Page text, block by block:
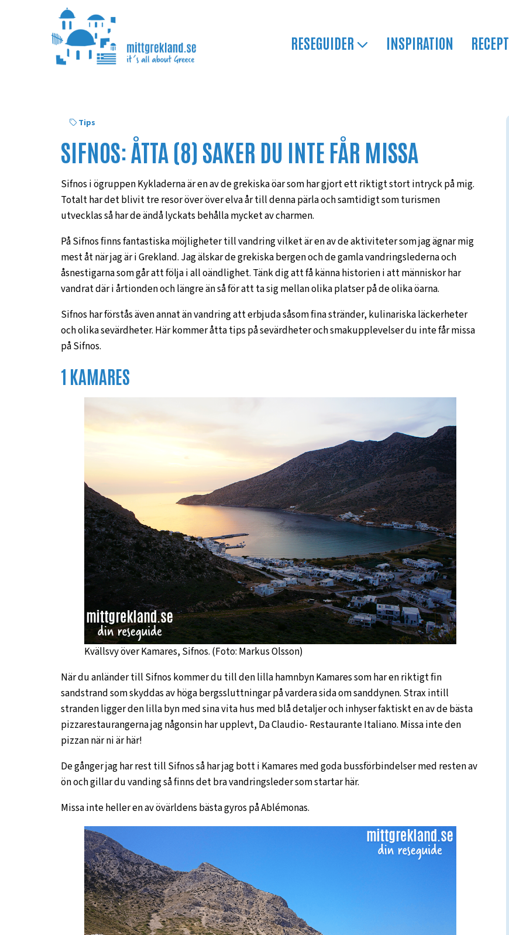
RESEGUIDER INSPIRATION RECEPT
Tips
SIFNOS: ÅTTA (8) SAKER DU INTE FÅR MISSA
Sifnos i ögruppen Kykladerna är en av de grekiska öar som har gjort ett riktigt stort intryck på mig.
Totalt har det blivit tre resor över över elva år till denna pärla och samtidigt som turismen
utvecklas så har de ändå lyckats behålla mycket av charmen.
På Sifnos finns fantastiska möjligheter till vandring vilket är en av de aktiviteter som jag ägnar mig
mest åt när jag är i Grekland. Jag älskar de grekiska bergen och de gamla vandringslederna och
åsnestigarna som går att följa i all oändlighet. Tänk dig att få känna historien i att människor har
vandrat där i årtionden och längre än så för att ta sig mellan olika platser på de olika öarna.
Sifnos har förstås även annat än vandring att erbjuda såsom fina stränder, kulinariska läckerheter
och olika sevärdheter. Här kommer åtta tips på sevärdheter och smakupplevelser du inte får missa
på Sifnos.
1 KAMARES
Kvällsvy över Kamares, Sifnos. (Foto: Markus Olsson)
När du anländer till Sifnos kommer du till den lilla hamnbyn Kamares som har en riktigt fin
sandstrand som skyddas av höga bergssluttningar på vardera sida om sanddynen. Strax intill
stranden ligger den lilla byn med sina vita hus med blå detaljer och inhyser faktiskt en av de bästa
pizzarestaurangerna jag någonsin har upplevt, Da Claudio- Restaurante Italiano. Missa inte den
pizzan när ni är här!
De gånger jag har rest till Sifnos så har jag bott i Kamares med goda bussförbindelser med resten av
ön och gillar du vanding så finns det bra vandringsleder som startar här.
Missa inte heller en av övärldens bästa gyros på Ablémonas.